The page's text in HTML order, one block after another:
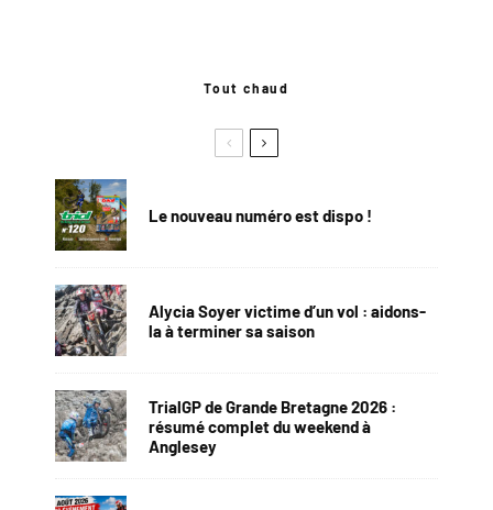
Tout chaud
Le nouveau numéro est dispo !
Alycia Soyer victime d’un vol : aidons-
la à terminer sa saison
TrialGP de Grande Bretagne 2026 :
résumé complet du weekend à
Anglesey